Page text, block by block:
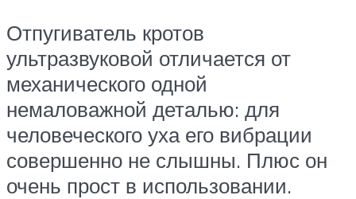
Отпугиватель кротов
ультразвуковой отличается от
механического одной
немаловажной деталью: для
человеческого уха его вибрации
совершенно не слышны. Плюс он
очень прост в использовании.